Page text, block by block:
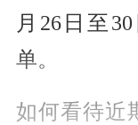
月26日至
单。
如何看待近